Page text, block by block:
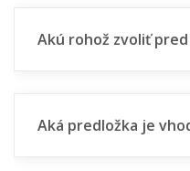
Akú rohož zvoliť
Aká predložka je